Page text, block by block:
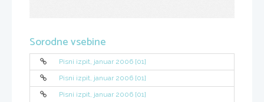
Sorodne vsebine
Pisni izpit, januar 2006 [01]
Pisni izpit, januar 2006 [01]
Pisni izpit, januar 2006 [01]